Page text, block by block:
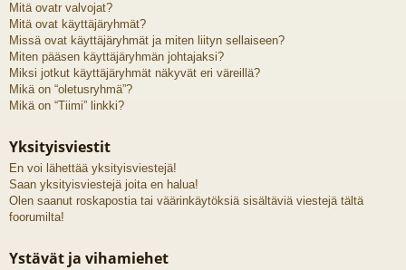
Mitä ovatr valvojat?
Mitä ovat käyttäjäryhmät?
Missä ovat käyttäjäryhmät ja miten liityn sellaiseen?
Miten pääsen käyttäjäryhmän johtajaksi?
Miksi jotkut käyttäjäryhmät näkyvät eri väreillä?
Mikä on “oletusryhmä”?
Mikä on “Tiimi” linkki?
Yksityisviestit
En voi lähettää yksityisviestejä!
Saan yksityisviestejä joita en halua!
Olen saanut roskapostia tai väärinkäytöksiä sisältäviä viestejä tältä
foorumilta!
Ystävät ja vihamiehet